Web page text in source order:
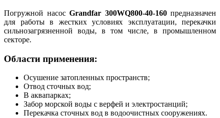
Погружной насос Grandfar 300WQ800-40-160предназначен
для работы в жестких условиях эксплуатации, перекачки
сильнозагрязненной воды, в том числе, в промышленном
секторе.
Области применения:
Осушение затопленных пространств;
Отвод сточных вод;
В аквапарках;
Забор морской воды с верфей и электростанций;
Перекачка сточных вод в водоочистных сооружениях.